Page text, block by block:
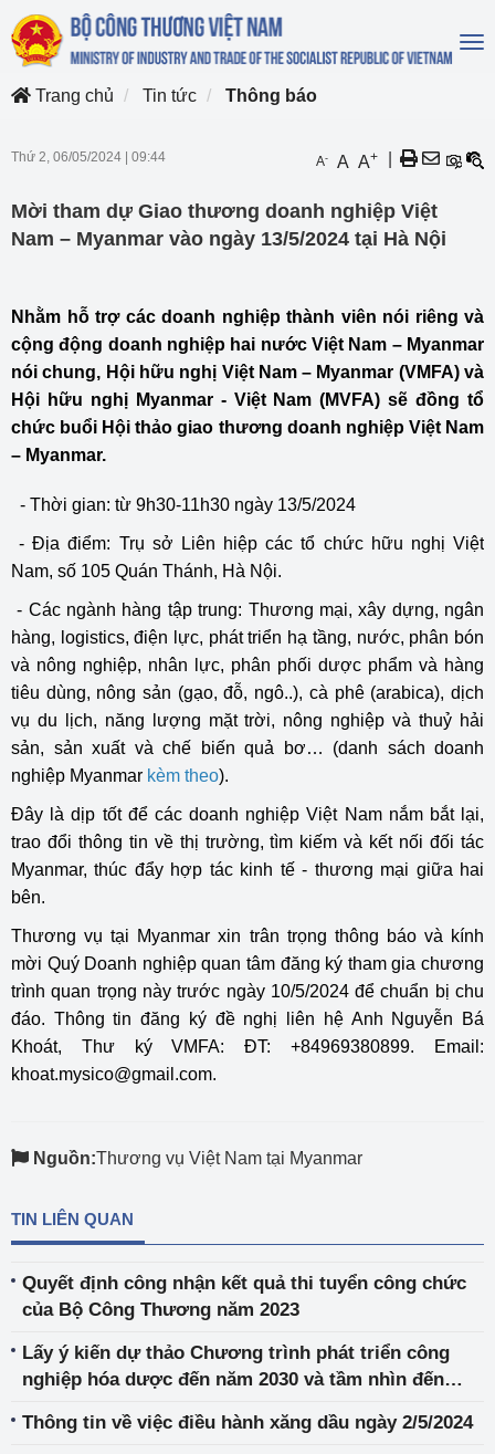
Trang chủ
Tin tức Thông báo
Thứ 2, 06/05/2024 09:44 A- A A+
Mời tham dự Giao thương doanh nghiệp Việt
Nam – Myanmar vào ngày 13/5/2024 tại Hà Nội
Nhằm hỗ trợ các doanh nghiệp thành viên nói riêng và
cộng động doanh nghiệp hai nước Việt Nam – Myanmar
nói chung, Hội hữu nghị Việt Nam – Myanmar (VMFA) và
Hội hữu nghị Myanmar - Việt Nam (MVFA) sẽ đồng tổ
chức buổi Hội thảo giao thương doanh nghiệp Việt Nam
– Myanmar.
- Thời gian: từ 9h30-11h30 ngày 13/5/2024
- Địa điểm: Trụ sở Liên hiệp các tổ chức hữu nghị Việt
Nam, số 105 Quán Thánh, Hà Nội.
- Các ngành hàng tập trung: Thương mại, xây dựng, ngân
hàng, logistics, điện lực, phát triển hạ tầng, nước, phân bón
và nông nghiệp, nhân lực, phân phối dược phẩm và hàng
tiêu dùng, nông sản (gạo, đỗ, ngô..), cà phê (arabica), dịch
vụ du lịch, năng lượng mặt trời, nông nghiệp và thuỷ hải
sản, sản xuất và chế biến quả bơ… (danh sách doanh
nghiệp Myanmar kèm theo).
Đây là dịp tốt để các doanh nghiệp Việt Nam nắm bắt lại,
trao đổi thông tin về thị trường, tìm kiếm và kết nối đối tác
Myanmar, thúc đẩy hợp tác kinh tế - thương mại giữa hai
bên.
Thương vụ tại Myanmar xin trân trọng thông báo và kính
mời Quý Doanh nghiệp quan tâm đăng ký tham gia chương
trình quan trọng này trước ngày 10/5/2024 để chuẩn bị chu
đáo. Thông tin đăng ký đề nghị liên hệ Anh Nguyễn Bá
Khoát, Thư ký VMFA: ĐT: +84969380899. Email:
khoat.mysico@gmail.com.
Nguồn:Thương vụ Việt Nam tại Myanmar
TIN LIÊN QUAN
Quyết định công nhận kết quả thi tuyển công chức
của Bộ Công Thương năm 2023
Lấy ý kiến dự thảo Chương trình phát triển công
nghiệp hóa dược đến năm 2030 và tầm nhìn đến
Thông tin về việc điều hành xăng dầu ngày 2/5/2024